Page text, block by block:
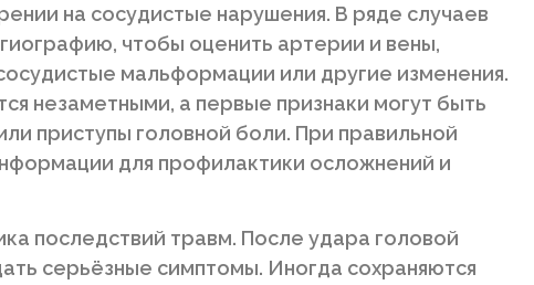
на сосудистые нарушения. В ряде случаев
чтобы оценить артерии и вены,
мальформации или другие изменения.
незаметными, а первые признаки могут быть
приступы головной боли. При правильной
для профилактики осложнений и
последствий травм. После удара головой
серьёзные симптомы. Иногда сохраняются